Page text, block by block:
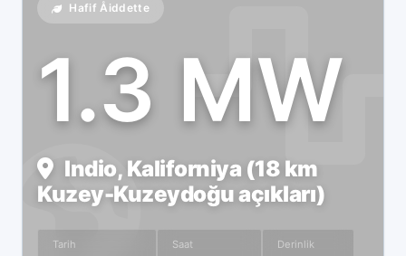
Hafif Åiddette
1.3 MW
Indio, Kaliforniya (18 km
Kuzey-Kuzeydoğu açıkları)
Tarih Saat Derinlik